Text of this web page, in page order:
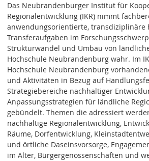
Das Neubrandenburger Institut für
Regionalentwicklung (IKR) nimmt
anwendungsorientierte, transdiziplinäre
Transferaufgaben im
Strukturwandel und Umbau von
Hochschule Neubrandenburg wahr. Im
Hochschule Neubrandenburg
und Aktivitäten in Bezug auf
Strategiebereiche nachhaltiger
Anpassungsstrategien für ländliche
gebündelt. Themen die adressiert
nachhaltige Regionalentwicklung,
Räume, Dorfentwicklung,
und örtliche Daseinsvorsorge,
im Alter, Bürgergenossenschaften und